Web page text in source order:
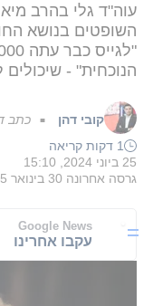
עוה"ד גלי בהרב
השופטים בנושא
הנוכחית" -
קובי דהן ■ כתב
1 דקות קריאה
25 ביוני 2024, 15:10
גרסה אחרונה 30 בינואר 2025, 08:21
Google News
עקבו אחרינו